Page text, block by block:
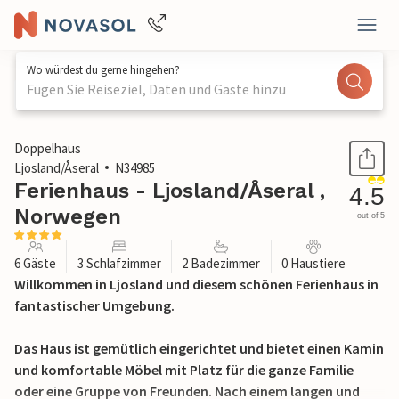
Wo würdest du gerne hingehen?
Fügen Sie Reiseziel, Daten und Gäste hinzu
1 / 19
Doppelhaus
Ljosland/Åseral
N34985
Ferienhaus - Ljosland/Åseral ,
Norwegen
4.5
out of 5
6 Gäste 3 Schlafzimmer 2 Badezimmer 0 Haustiere
Willkommen in Ljosland und diesem schönen Ferienhaus in
fantastischer Umgebung.
Das Haus ist gemütlich eingerichtet und bietet einen Kamin
und komfortable Möbel mit Platz für die ganze Familie
oder eine Gruppe von Freunden. Nach einem langen und